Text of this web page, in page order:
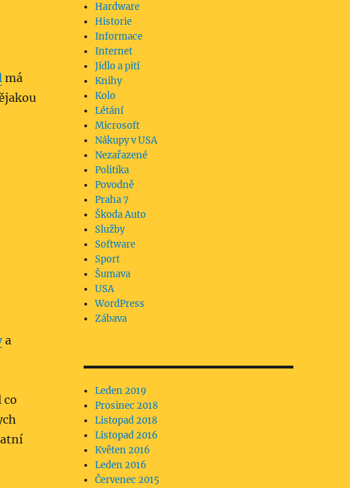
má
a
co
Hardware
Historie
Informace
Internet
Jídlo a pití
Knihy
Kolo
Létání
Microsoft
Nákupy v USA
Nezařazené
Politika
Povodně
Praha 7
Škoda Auto
Služby
Software
Sport
Šumava
USA
WordPress
Zábava
Leden 2019
Prosinec 2018
Listopad 2018
Listopad 2016
Květen 2016
Leden 2016
Červenec 2015